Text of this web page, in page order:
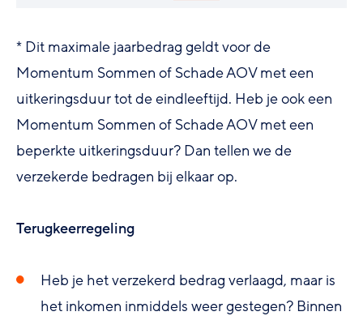
* Dit maximale jaarbedrag geldt voor de
Momentum Sommen of Schade AOV met een
uitkeringsduur tot de eindleeftijd. Heb je ook een
Momentum Sommen of Schade AOV met een
beperkte uitkeringsduur? Dan tellen we de
verzekerde bedragen bij elkaar op.
Terugkeerregeling
Heb je het verzekerd bedrag verlaagd, maar is
het inkomen inmiddels weer gestegen? Binnen